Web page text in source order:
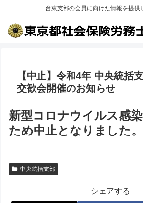
台東支部の会員に向けた情報を提供
【中止】令和4年 中央統括
交歓会開催のお知らせ
新型コロナウイルス感
ため中止となりました。
中央統括支部
シェアする